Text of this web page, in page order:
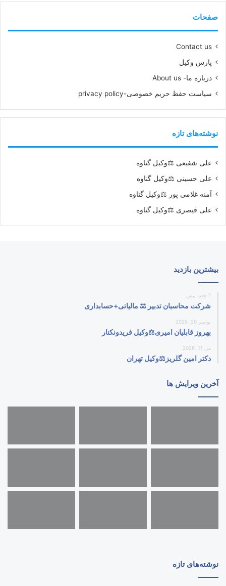
صفحات
Contact us
پارس وکیل
درباره ما- About us
سیاست حفظ حریم خصوصی-privacy policy
نوشته‌های تازه
علی شفیعی ⚖️وکیل گناوه
علی حسینی ⚖️وکیل گناوه
آمنه غلامی پور ⚖️وکیل گناوه
علی قیصری ⚖️وکیل گناوه
بیشترین بازدید
2 هفته پیش
شرکت محاسبان تدبیر ⚖️ مالیاتی+حسابداری
نوامبر 26, 2025
بهروز قابلیان امیری⚖️وکیل فریدونکنار
می 11, 2026
دکتر امین گلریز⚖️وکیل تهران
آخرین ویرایش ها
نوشته‌های تازه